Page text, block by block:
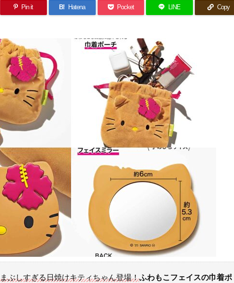
Pin it B! Hatena Pocket LINE Copy
まぶしすぎる日焼けキティちゃん登場！ふわもこフェイスの巾着ポ